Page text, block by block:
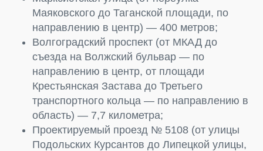
Маяковского до Таганской площади, по
направлению в центр) — 400 метров;
Волгоградский проспект (от МКАД до
съезда на Волжский бульвар — по
направлению в центр, от площади
Крестьянская Застава до Третьего
транспортного кольца — по направлению в
область) — 7,7 километра;
Проектируемый проезд № 5108 (от улицы
Подольских Курсантов до Липецкой улицы,